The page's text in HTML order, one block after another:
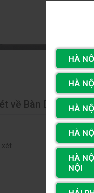
về Bàn Di Chuột
xét
5 sao
4 sao
1 sao
HÀ
HÀ
HÀ
HÀ
HÀ
NỘI